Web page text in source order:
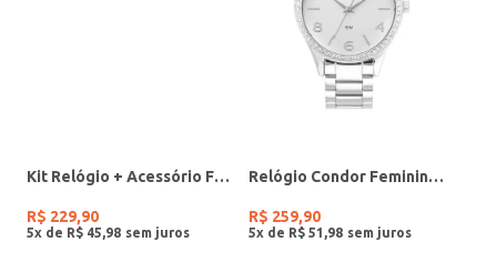
Kit Relógio + Acessório Feminino DOURADO
R$ 229,90
5x de R$ 45 98
Relógio Condor Feminino PRATA
R$ 259,90
5x de R$ 51 98